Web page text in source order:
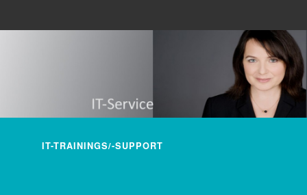
ZUM INHALT WECHSELN
IT-TRAININGS/-SUPPORT